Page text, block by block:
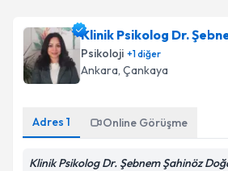
Klinik Psikolog Dr.
Psikoloji +1diğer
Ankara, Çankaya
Adres 1 Online Görüşme
Klinik Psikolog Dr. Şebnem Şahinöz